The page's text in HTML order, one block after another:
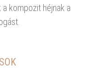
kompozit héjnak a